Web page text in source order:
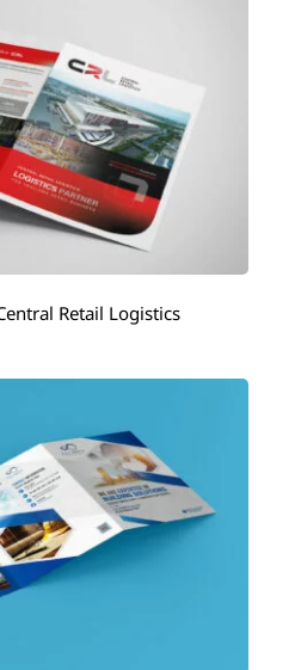
Retail Logistics